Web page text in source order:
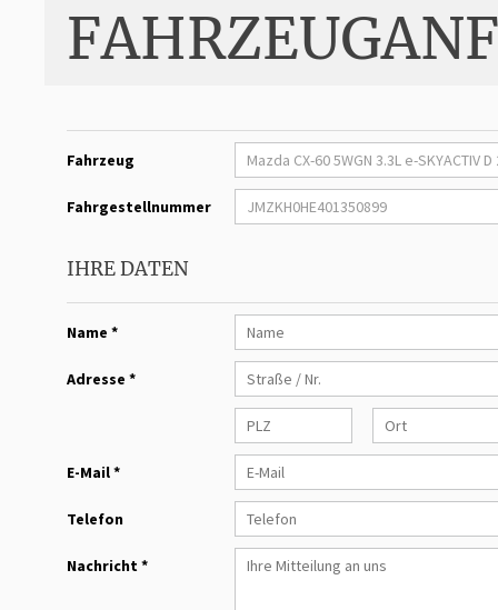
Fahrzeug
Fahrgestellnummer
IHRE DATEN
Name *
Adresse *
E-Mail *
Telefon
Nachricht *